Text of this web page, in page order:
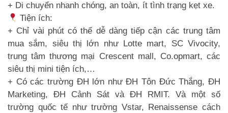
+ Di chuyển nhanh chóng, an toàn, ít tình trạng kẹt xe.
Tiện ích:
+ Chỉ vài phút có thể dễ dàng tiếp cận các trung tâm
mua sắm, siêu thị lớn như Lotte mart, SC Vivocity,
trung tâm thương mại Crescent mall, Co.opmart, các
siêu thị mini tiện ích,…
+ Có các trường ĐH lớn như ĐH Tôn Đức Thắng, ĐH
Marketing, ĐH Cảnh Sát và ĐH RMIT. Và một số
trường quốc tế như trường Vstar, Renaissense cách